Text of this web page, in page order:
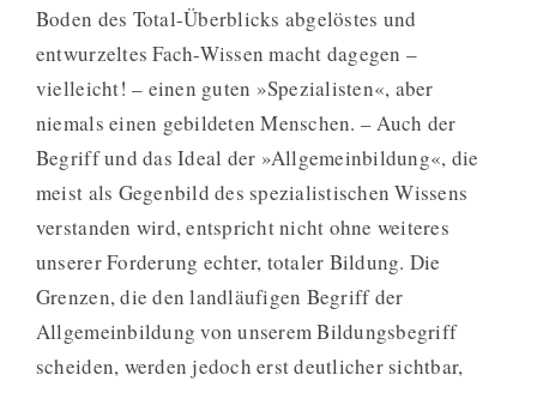
Boden des Total-Überblicks abgelöstes und
entwurzeltes Fach-Wissen macht dagegen –
vielleicht! – einen guten »Spezialisten«, aber
niemals einen gebildeten Menschen. – Auch der
Begriff und das Ideal der »Allgemeinbildung«, die
meist als Gegenbild des spezialistischen Wissens
verstanden wird, entspricht nicht ohne weiteres
unserer Forderung echter, totaler Bildung. Die
Grenzen, die den landläufigen Begriff der
Allgemeinbildung von unserem Bildungsbegriff
scheiden, werden jedoch erst deutlicher sichtbar,